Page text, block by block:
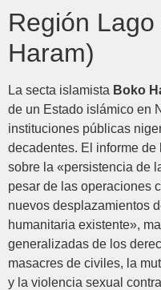
Región
Haram)
La secta islamista Boko
de un Estado islámico en
instituciones públicas
decadentes. El informe de
sobre la «persistencia de
pesar de las operaciones
nuevos desplazamientos
humanitaria existente»,
generalizadas de los
masacres de civiles, la
y la violencia sexual